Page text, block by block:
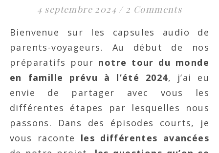
4 septembre 2024 / 2 Comments
Bienvenue sur les capsules audio de
parents-voyageurs. Au début de nos
préparatifs pour notre tour du monde
en famille prévu à l’été 2024, j’ai eu
envie de partager avec vous les
différentes étapes par lesquelles nous
passons. Dans des épisodes courts, je
vous raconte les différentes avancées